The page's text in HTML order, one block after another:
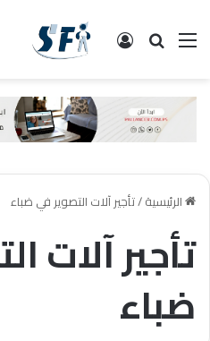
القائمة البحث تسجيل الدخول
الرئيسية/تأجير آلات التصوير في ضباء
تأجير آلات
ضباء